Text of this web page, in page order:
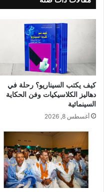
كيف يكتب السيناريو؟ رحلة في
دهاليز الكلاسيكيات وفن الحكاية
السينمائية
أغسطس 8, 2026